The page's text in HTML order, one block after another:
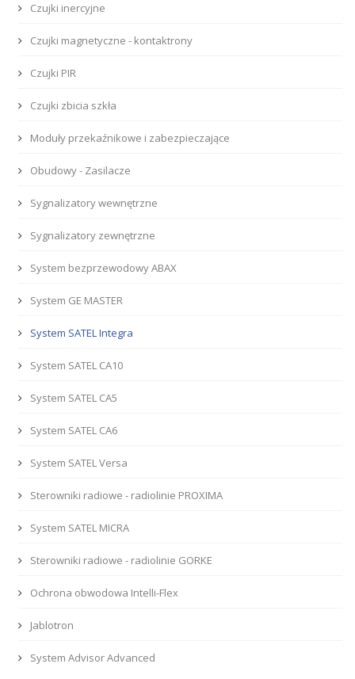
Czujki inercyjne
Czujki magnetyczne - kontaktrony
Czujki PIR
Czujki zbicia szkła
Moduły przekaźnikowe i zabezpieczające
Obudowy - Zasilacze
Sygnalizatory wewnętrzne
Sygnalizatory zewnętrzne
System bezprzewodowy ABAX
System GE MASTER
System SATEL Integra
System SATEL CA10
System SATEL CA5
System SATEL CA6
System SATEL Versa
Sterowniki radiowe - radiolinie PROXIMA
System SATEL MICRA
Sterowniki radiowe - radiolinie GORKE
Ochrona obwodowa Intelli-Flex
Jablotron
System Advisor Advanced